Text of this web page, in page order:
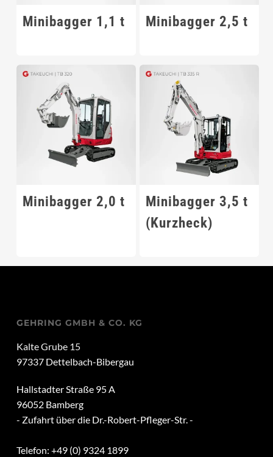
Minibagger 1,1 t Minibagger 2,5 t
Minibagger 2,0 t
Minibagger 3,5 t
(Kurzheck)
GEHRING GMBH & CO. KG
Kalte Grube 15
97337 Dettelbach-Bibergau
Hallstadter Straße 95 A
96052 Bamberg
- Zufahrt über die Dr.-Robert-Pfleger-Str. -
Telefon: +49 (0) 9324 1899